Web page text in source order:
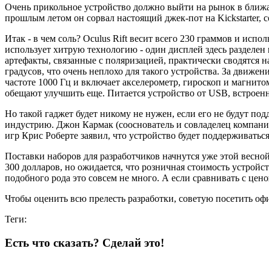
Очень прикольное устройство должно выйти на рынок в
прошлым летом он сорвал настоящий джек-пот на Kickstarter,
Итак - в чем соль? Oculus Rift весит всего 230 граммов и
использует хитрую технологию - один дисплей здесь
артефакты, связанные с поляризацией, практически сводятся
градусов, что очень неплохо для такого устройства. За
частоте 1000 Гц и включает акселерометр, гироскоп и
обещают улучшить еще. Питается устройство от USB,
Но такой гаджет будет никому не нужен, если его не будут
индустрию. Джон Кармак (сооснователь и совладелец
игр Крис Роберте заявил, что устройство будет
Поставки наборов для разработчиков начнутся уже этой
300 долларов, но ожидается, что розничная стоимость
подобного рода это совсем не много. А если сравнивать с
Чтобы оценить всю прелесть разработки, советую посетить
Теги:
Есть что сказать? Сделай это!